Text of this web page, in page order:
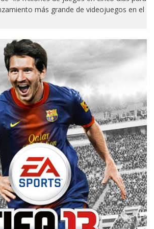
más grande de videojuegos en el